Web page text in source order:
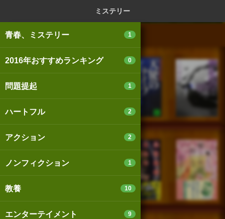
ミステリー
青春、ミステリー 1
2016年おすすめランキング 0
問題提起 1
ハートフル 2
アクション 2
ノンフィクション 1
教養 10
エンターテイメント 9
パソコン版
個人情報保護基本方針
Cookie等の利用に関するガイドライン
サイトアクセス情報の取得について
法人・プレスお問い合わせ 運営会社
※本サイトはアフィリエイトプログラムによる収益を得ていま